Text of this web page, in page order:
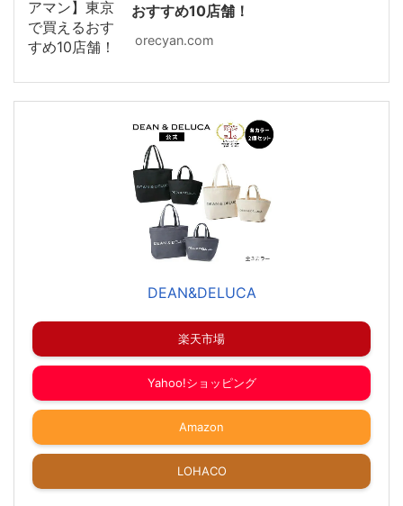
おすすめ10店舗！
orecyan.com
DEAN&DELUCA
楽天市場
Yahoo!ショッピング
Amazon
LOHACO